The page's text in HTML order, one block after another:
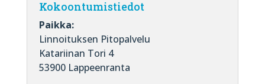
Kokoontumistiedot
Paikka:
Linnoituksen Pitopalvelu
Katariinan Tori 4
53900 Lappeenranta